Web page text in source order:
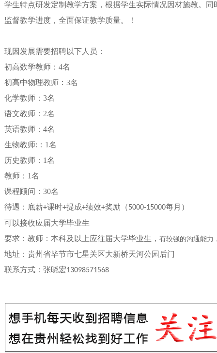
学生特点研发定制教学方案，根据学生实际情况因材施教。
监督教学进度，全面保证教学质量。！
现因发展需要招聘以下人员：
初高数学教师： 4名
初高中物理教师： 3名
化学教师： 3名
语文教师： 2名
英语教师： 4名
生物教师: ： 1名
历史教师： 1名
教师： 1名
课程顾问： 30名
待遇：底薪+课时+提成+绩效+奖励（5000-15000每月）
可以接收应届大学毕业生
要求：教师：本科及以上应往届大学毕业生， 有较强的沟通能力
地址：贵州省毕节市七星关区大新桥天河公园后门
联系方式：张晓宏13098571568